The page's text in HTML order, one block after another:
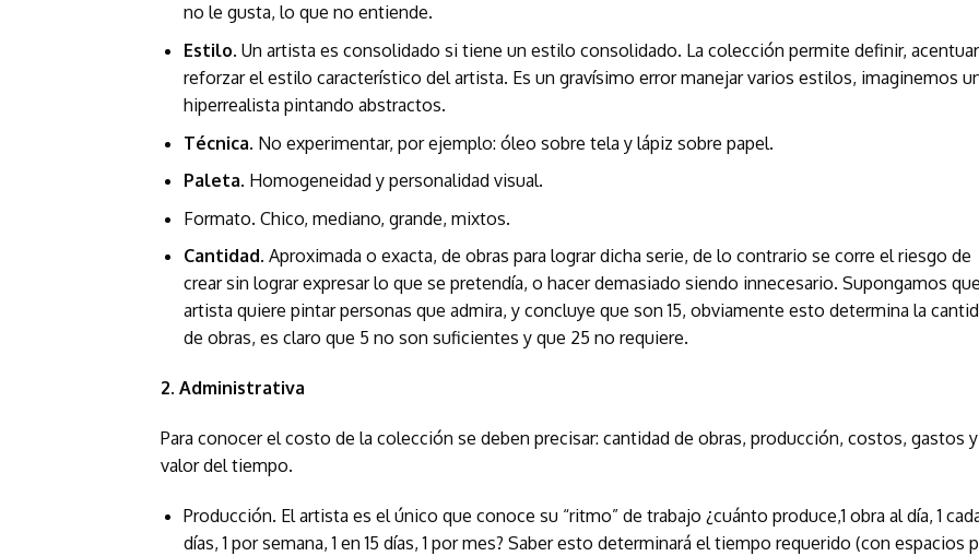
no le gusta, lo que no entiende.
Estilo. Un artista es consolidado si tiene un estilo consolidado. La colección permite definir,
reforzar el estilo característico del artista. Es un gravísimo error manejar varios estilos, imaginemos
hiperrealista pintando abstractos.
Técnica. No experimentar, por ejemplo: óleo sobre tela y lápiz sobre papel.
Paleta. Homogeneidad y personalidad visual.
Formato. Chico, mediano, grande, mixtos.
Cantidad. Aproximada o exacta, de obras para lograr dicha serie, de lo contrario se corre el riesgo de
crear sin lograr expresar lo que se pretendía, o hacer demasiado siendo innecesario. Supongamos
artista quiere pintar personas que admira, y concluye que son 15, obviamente esto determina la
de obras, es claro que 5 no son suficientes y que 25 no requiere.
2. Administrativa
Para conocer el costo de la colección se deben precisar: cantidad de obras, producción, costos, gastos y
valor del tiempo.
Producción. El artista es el único que conoce su “ritmo” de trabajo ¿cuánto produce,1 obra al día, 1
días, 1 por semana, 1 en 15 días, 1 por mes? Saber esto determinará el tiempo requerido (con espacios